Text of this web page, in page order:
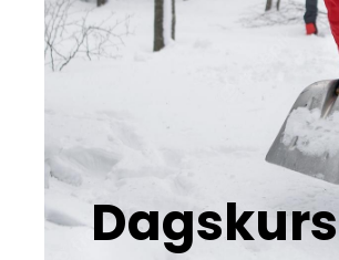
Dagskurs